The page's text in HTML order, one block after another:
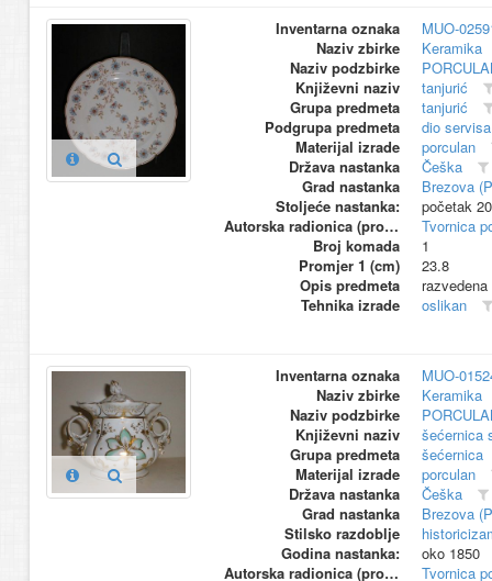
Inventarna oznaka
MUO-
Naziv zbirke
Keramika
Naziv podzbirke
Književni naziv
tanjurić
Grupa predmeta
tanjurić
Podgrupa predmeta
dio servisa
Materijal izrade
porculan
Država nastanka
Češka
Grad nastanka
Brezova
Stoljeće nastanka:
početak 20
Autorska radionica (proizvođač)
Tvornica
Broj komada
1
Promjer 1 (cm)
23.8
Opis predmeta
Tehnika izrade
oslikan
Inventarna oznaka
MUO-
Naziv zbirke
Keramika
Naziv podzbirke
Književni naziv
šećernica
Grupa predmeta
šećernica
Materijal izrade
porculan
Država nastanka
Češka
Grad nastanka
Brezova
Stilsko razdoblje
Godina nastanka:
oko 1850
Autorska radionica (proizvođač)
Tvornica